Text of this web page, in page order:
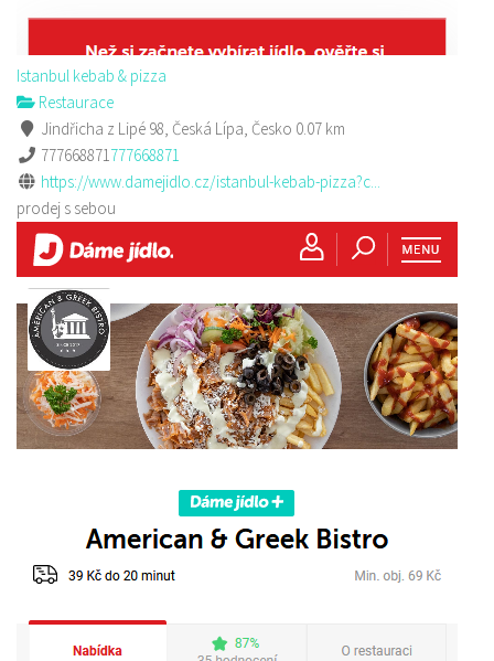
Istanbul kebab & pizza
Restaurace
Jindřicha z Lipé 98, Česká Lípa, Česko 0.07 km
777668871777668871
https://www.damejidlo.cz/istanbul-kebab-pizza?c...
prodej s sebou